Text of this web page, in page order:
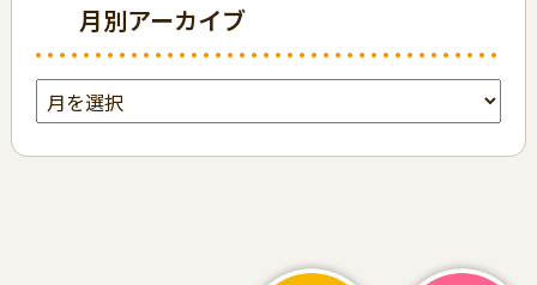
月別アーカイブ